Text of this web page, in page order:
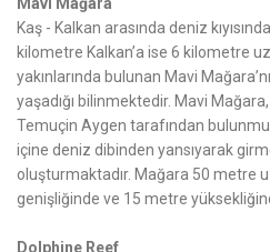
Kaş - Kalkan arasında deniz
kilometre Kalkan’a ise 6 kilometre
yakınlarında bulunan Mavi
yaşadığı bilinmektedir. Mavi Mağara,
Temuçin Aygen tarafından
içine deniz dibinden yansıyarak
oluşturmaktadır. Mağara 50 metre
genişliğinde ve 15 metre
Dolphine Reef